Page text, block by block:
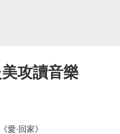
攻讀音樂
·回家》